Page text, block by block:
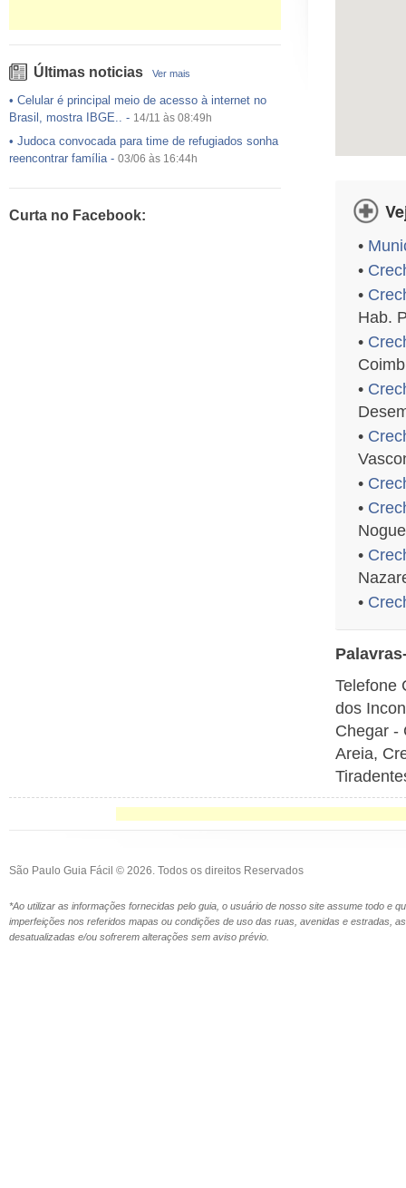
Últimas noticias Ver mais
• Celular é principal meio de acesso à internet no
Brasil, mostra IBGE.. - 14/11 às 08:49h
• Judoca convocada para time de refugiados sonha
reencontrar família- 03/06 às 16:44h
•Exército egípcio diz que encontrou destroços de
Curta no Facebook:
•
•
•
Hab.
•
•
•
•
•
•
•
Telefone
dos
Chegar -
Areia,
São Paulo Guia Fácil © 2026. Todos os direitos Reservados
*Ao utilizar as informações fornecidas pelo guia, o usuário de nosso site assume todo e
imperfeições nos referidos mapas ou condições de uso das ruas, avenidas e estradas,
desatualizadas e/ou sofrerem alterações sem aviso prévio.